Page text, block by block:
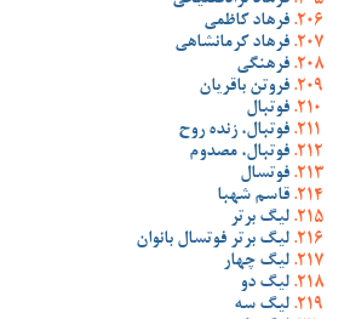
فرهاد کاظمی
فرهاد کرمانشاهی
فرهنگی
فروتن باقریان
فوتبال
فوتبال، زنده روح
فوتبال، مصدوم
فوتسال
قاسم شهبا
لیگ برتر
لیگ برتر فوتسال بانوان
لیگ چهار
لیگ دو
لیگ سه